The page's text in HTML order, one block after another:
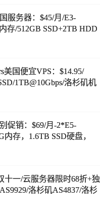
服务器：$45/月/E3-
存/512GB SSD+2TB HDD
限流量/1Gbps带宽/DDOS/
美国便宜VPS：$14.95/
1TB@10Gbps/洛杉矶机
促销：$69/月-2*E5-
内存，1.6TB SSD硬盘，
流量服务器，美国达拉斯
十一/云服务器限时68折+独
洛杉矶AS4837/洛杉
香港CN2/tiktok专用服务